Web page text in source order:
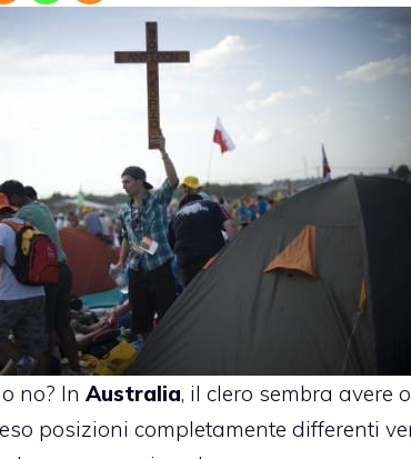
no? In Australia, il clero sembra avere
posizioni completamente differenti